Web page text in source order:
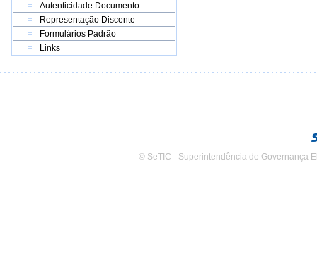
Autenticidade Documento
Representação Discente
Formulários Padrão
Links
© SeTIC - Superintendência de Governança